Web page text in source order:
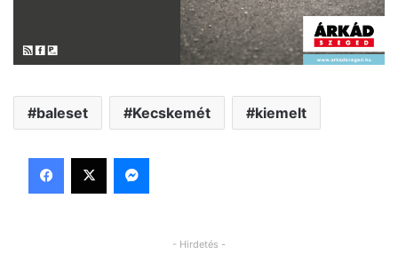
baleset Kecskemét kiemelt
Facebook
X Messenger
- Hirdetés -